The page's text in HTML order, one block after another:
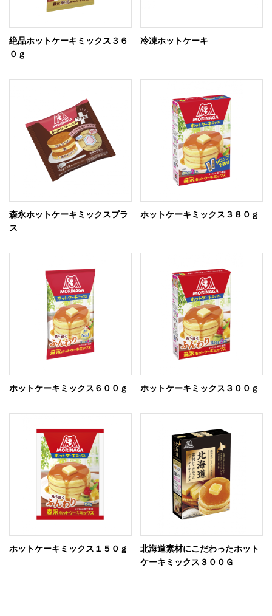
絶品ホットケーキミックス３６
０ｇ
冷凍ホットケーキ
森永ホットケーキミックスプラ
ス
ホットケーキミックス３８０ｇ
ホットケーキミックス６００ｇ ホットケーキミックス３００ｇ
ホットケーキミックス１５０ｇ
北海道素材にこだわったホット
ケーキミックス３００Ｇ